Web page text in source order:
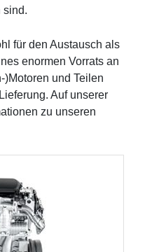
sind.
für den Austausch als
enormen Vorrats an
und Teilen
Auf unserer
zu unseren